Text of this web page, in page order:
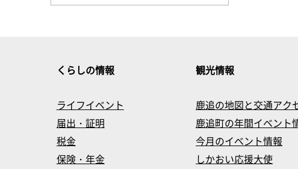
くらしの情報
ライフイベント
届出・証明
税金
保険・年金
観光情報
鹿追の地図と交通アク
鹿追町の年間イベント
今月のイベント情報
しかおい応援大使